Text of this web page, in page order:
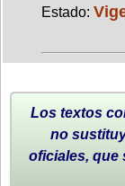
Estado:
Los textos
no
oficiales, que